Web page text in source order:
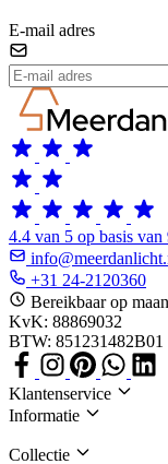
E-mail adres
4.4 van 5 op basis van
+31 24-2120360
Bereikbaar op
KvK: 88869032
BTW: 851231482B01
Klantenservice
Informatie
Collectie